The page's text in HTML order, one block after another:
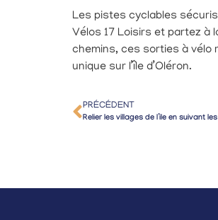
Les pistes cyclables
Vélos 17 Loisirs et partez à
chemins, ces sorties à vélo
unique sur l’île d’Oléron.
PRÉCÉDENT
Relier les villages de l’ile en suivant